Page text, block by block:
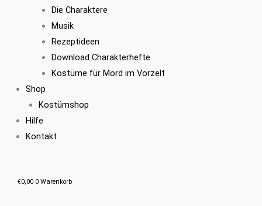
Die Charaktere
Musik
Rezeptideen
Download Charakterhefte
Kostüme für Mord im Vorzelt
Shop
Kostümshop
Hilfe
Kontakt
€0,00 0 Warenkorb